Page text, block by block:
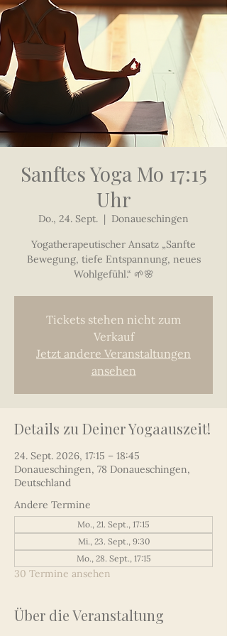
Sanftes Yoga Mo 17:15
Uhr
Do., 24. Sept.
  |
Donaueschingen
Yogatherapeutischer Ansatz „Sanfte
Bewegung, tiefe Entspannung, neues
Wohlgefühl.“ 🌱🌸
Tickets stehen nicht zum
Verkauf
Jetzt andere Veranstaltungen
ansehen
Details zu Deiner Yogaauszeit!
24. Sept. 2026, 17:15 – 18:45
Donaueschingen, 78 Donaueschingen,
Deutschland
Andere Termine
Mo., 21. Sept., 17:15
Mi., 23. Sept., 9:30
Mo., 28. Sept., 17:15
30 Termine ansehen
Über die Veranstaltung